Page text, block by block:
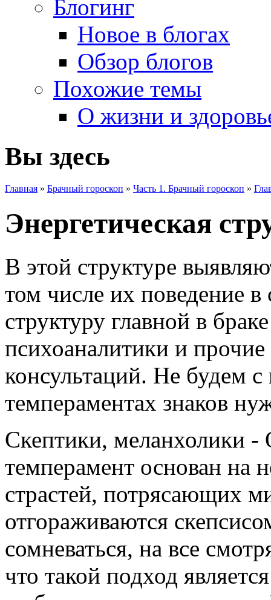
Блогинг
Новое в блогах
Обзор блогов
Похожие темы
О жизни и
Вы здесь
Главная » Брачный гороскоп » Часть 1. Брачный гороскоп »
Энергетическая
В этой структуре
том числе их поведение в
структуру главной в
психоаналитики и
консультаций. Не будем
темпераментах знаков
Скептики, меланхолики -
темперамент основан на
страстей, потрясающих
отгораживаются
сомневаться, на все
что такой подход